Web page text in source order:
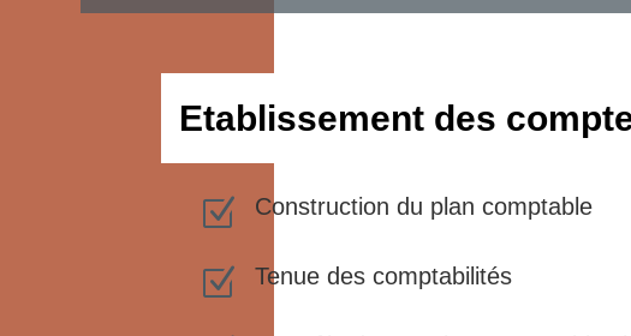
Etablissement des
Z Construction du plan comptable
Z Tenue des comptabilités